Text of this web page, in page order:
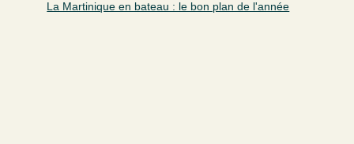
La Martinique en bateau : le bon plan de l'année